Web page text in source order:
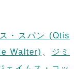
・スパン (Otis
Walter)
ジミ